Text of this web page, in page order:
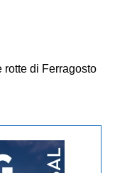
rotte di Ferragosto